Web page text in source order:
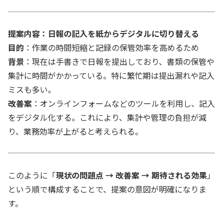
提案内容：日報の記入を紙からデジタルに切り替える
目的 ：作業の時間短縮と記録の保管効率を高めるため
背景 ：現在は手書きで日報を提出しており、書類の保管や
集計に時間がかかっている。特に繁忙期は提出漏れや記入
ミスも多い。
改善案 ：オンラインフォームなどのツールを利用し、記入
をデジタル化する。これにより、集計や管理の負担が減
り、業務効率が上がると考えられる。
このように「現状の問題点 → 改善案 → 期待される効果」
という順で構成することで、提案の意図が明確になりま
す。